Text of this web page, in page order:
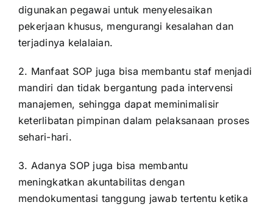
digunakan pegawai untuk menyelesaikan
pekerjaan khusus, mengurangi kesalahan dan
terjadinya kelalaian.
2. Manfaat SOP juga bisa membantu staf menjadi
mandiri dan tidak bergantung pada intervensi
manajemen, sehingga dapat meminimalisir
keterlibatan pimpinan dalam pelaksanaan proses
sehari-hari.
3. Adanya SOP juga bisa membantu
meningkatkan akuntabilitas dengan
mendokumentasi tanggung jawab tertentu ketika